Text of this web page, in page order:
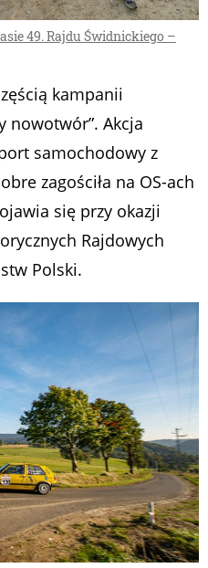
49. Rajdu Świdnickiego –
kampanii
nowotwór”. Akcja
samochodowy z
zagościła na OS-ach
się przy okazji
Rajdowych
Polski.